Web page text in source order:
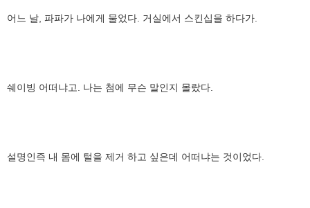
어느 날, 파파가 나에게 물었다. 거실에서 스킨십을 하다가.
쉐이빙 어떠냐고. 나는 첨에 무슨 말인지 몰랐다.
설명인즉 내 몸에 털을 제거 하고 싶은데 어떠냐는 것이었다.